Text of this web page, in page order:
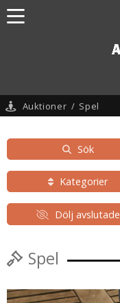
Auktioner / Spel
Sök
Kategorier
Dölj avslutade
Spel